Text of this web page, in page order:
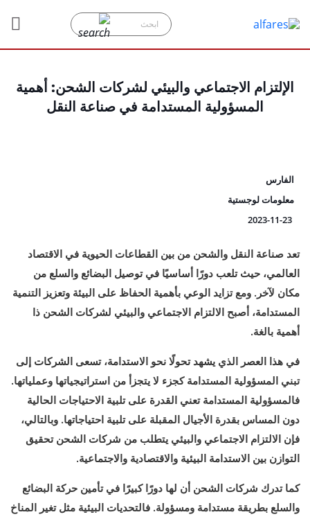
الإلتزام الاجتماعي والبيئي لشركات الشحن: أهمية
المسؤولية المستدامة في صناعة النقل
الفارس
معلومات لوجستية
تعد صناعة النقل والشحن من بين القطاعات الحيوية في الاقتصاد
العالمي، حيث تلعب دورًا أساسيًا في توصيل البضائع والسلع من
مكان لآخر. ومع تزايد الوعي بأهمية الحفاظ على البيئة وتعزيز التنمية
المستدامة، أصبح الالتزام الاجتماعي والبيئي لشركات الشحن ذا
أهمية بالغة.
في هذا العصر الذي يشهد تحولًا نحو الاستدامة، تسعى الشركات إلى
تبني المسؤولية المستدامة كجزء لا يتجزأ من استراتيجياتها وعملياتها.
فالمسؤولية المستدامة تعني القدرة على تلبية الاحتياجات الحالية
دون المساس بقدرة الأجيال المقبلة على تلبية احتياجاتها. وبالتالي،
فإن الالتزام الاجتماعي والبيئي يتطلب من شركات الشحن تحقيق
التوازن بين الاستدامة البيئية والاقتصادية والاجتماعية.
كما تدرك شركات الشحن أن لها دورًا كبيرًا في تأمين حركة البضائع
والسلع بطريقة مستدامة ومسؤولة. فالتحديات البيئية مثل تغير المناخ